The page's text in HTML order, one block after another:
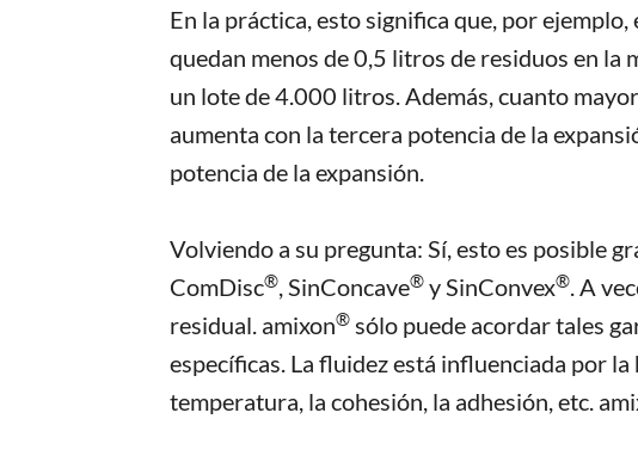
En la práctica, esto significa que, por
quedan menos de 0,5 litros de residuos en la
un lote de 4.000 litros. Además, cuanto
aumenta con la tercera potencia de la
potencia de la expansión.
Volviendo a su pregunta: Sí, esto es posible
ComDisc®, SinConcave® y SinConvex®. A
residual. amixon® sólo puede acordar tales
específicas. La fluidez está influenciada por
temperatura, la cohesión, la adhesión, etc.